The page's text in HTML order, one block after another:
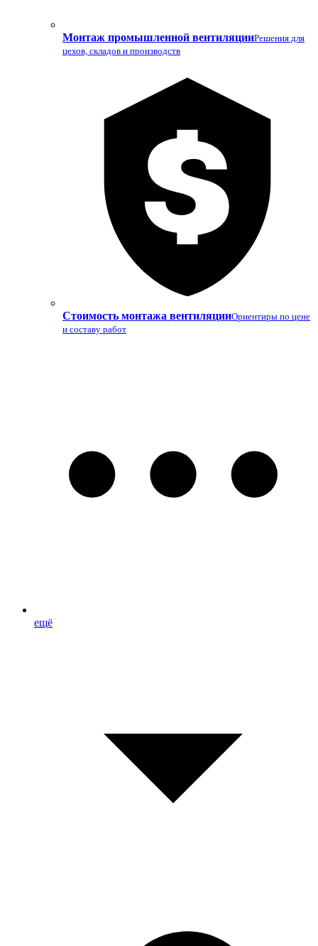
Монтаж промышленной вентиляцииРешения для
цехов, складов и производств
Стоимость монтажа вентиляцииОриентиры по цене
и составу работ
ещё